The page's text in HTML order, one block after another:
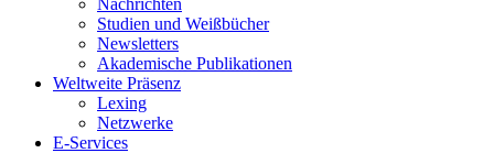
Nachrichten
Studien und Weißbücher
Newsletters
Akademische Publikationen
Weltweite Präsenz
Lexing
Netzwerke
E-Services